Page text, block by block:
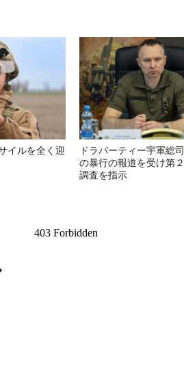
イルを全く迎
ドラパーティー宇軍総
の暴行の報道を受け第
調査を指示